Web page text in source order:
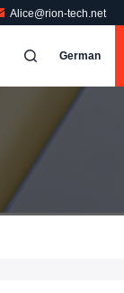
Alice@rion-tech.net
German